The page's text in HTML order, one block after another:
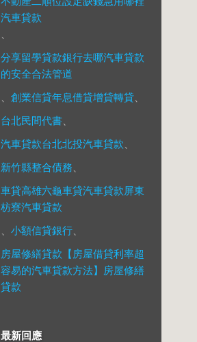
汽車貸款
分享留學貸款銀行去哪汽車貸款
的安全合法管道
創業信貸年息借貸增貸轉貸
台北民間代書
汽車貸款台北北投汽車貸款
新竹縣整合債務
車貸高雄六龜車貸汽車貸款屏東
枋寮汽車貸款
小額信貸銀行
房屋修繕貸款【房屋借貸利率超
容易的汽車貸款方法】房屋修繕
貸款
最新回應